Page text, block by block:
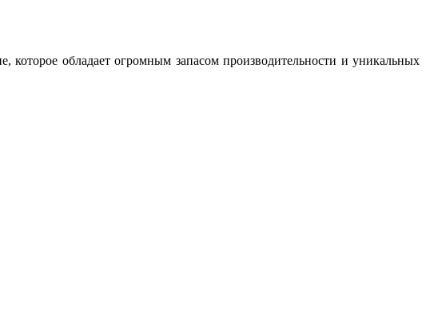
обладает огромным запасом производительности и уникальных